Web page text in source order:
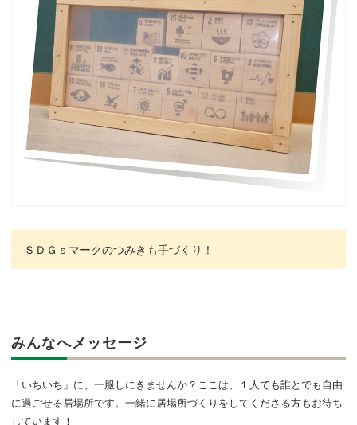
ＳＤＧｓマークのつみきも手づくり！
みんなへメッセージ
「いちいち」に、一服しにきませんか？ここは、１人でも誰とでも自由
に過ごせる居場所です。一緒に居場所づくりをしてくださる方もお待ち
しています！